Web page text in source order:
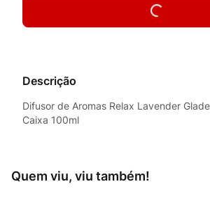
Descrição
Difusor de Aromas Relax Lavender
Caixa 100ml
Quem viu, viu também!